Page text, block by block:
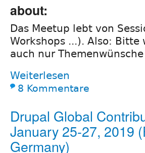
about:
Das Meetup lebt von
Workshops ...). Also:
auch nur
Weiterlesen
8 Kommentare
Drupal Global
January 25-27, 2019
Germany)